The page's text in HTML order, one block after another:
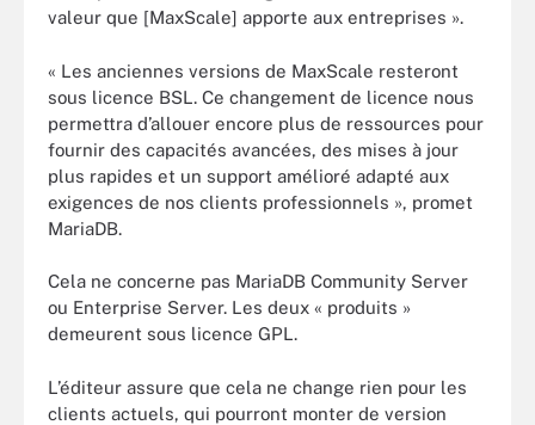
valeur que [MaxScale] apporte aux entreprises ».
« Les anciennes versions de MaxScale resteront
sous licence BSL. Ce changement de licence nous
permettra d’allouer encore plus de ressources pour
fournir des capacités avancées, des mises à jour
plus rapides et un support amélioré adapté aux
exigences de nos clients professionnels », promet
MariaDB.
Cela ne concerne pas MariaDB Community Server
ou Enterprise Server. Les deux « produits »
demeurent sous licence GPL.
L’éditeur assure que cela ne change rien pour les
clients actuels, qui pourront monter de version